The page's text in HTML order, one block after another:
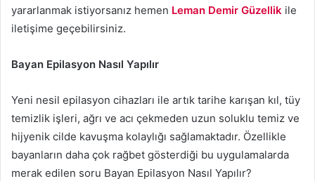
yararlanmak istiyorsanız hemen Leman Demir Güzellik ile
iletişime geçebilirsiniz.
Bayan Epilasyon Nasıl Yapılır
Yeni nesil epilasyon cihazları ile artık tarihe karışan kıl, tüy
temizlik işleri, ağrı ve acı çekmeden uzun soluklu temiz ve
hijyenik cilde kavuşma kolaylığı sağlamaktadır. Özellikle
bayanların daha çok rağbet gösterdiği bu uygulamalarda
merak edilen soru Bayan Epilasyon Nasıl Yapılır?